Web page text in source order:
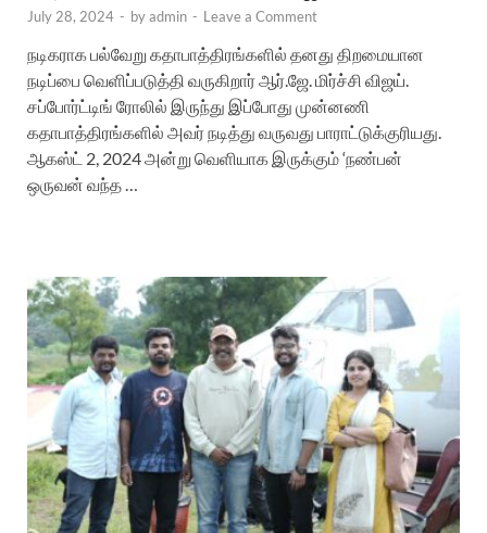
July 28, 2024 - byadmin - Leave a Comment
நடிகராக பல்வேறு கதாபாத்திரங்களில் தனது திறமையான
நடிப்பை வெளிப்படுத்தி வருகிறார் ஆர்.ஜே. மிர்ச்சி விஜய்.
சப்போர்ட்டிங் ரோலில் இருந்து இப்போது முன்னணி
கதாபாத்திரங்களில் அவர் நடித்து வருவது பாராட்டுக்குரியது.
ஆகஸ்ட் 2, 2024 அன்று வெளியாக இருக்கும் ‘நண்பன்
ஒருவன் வந்த …